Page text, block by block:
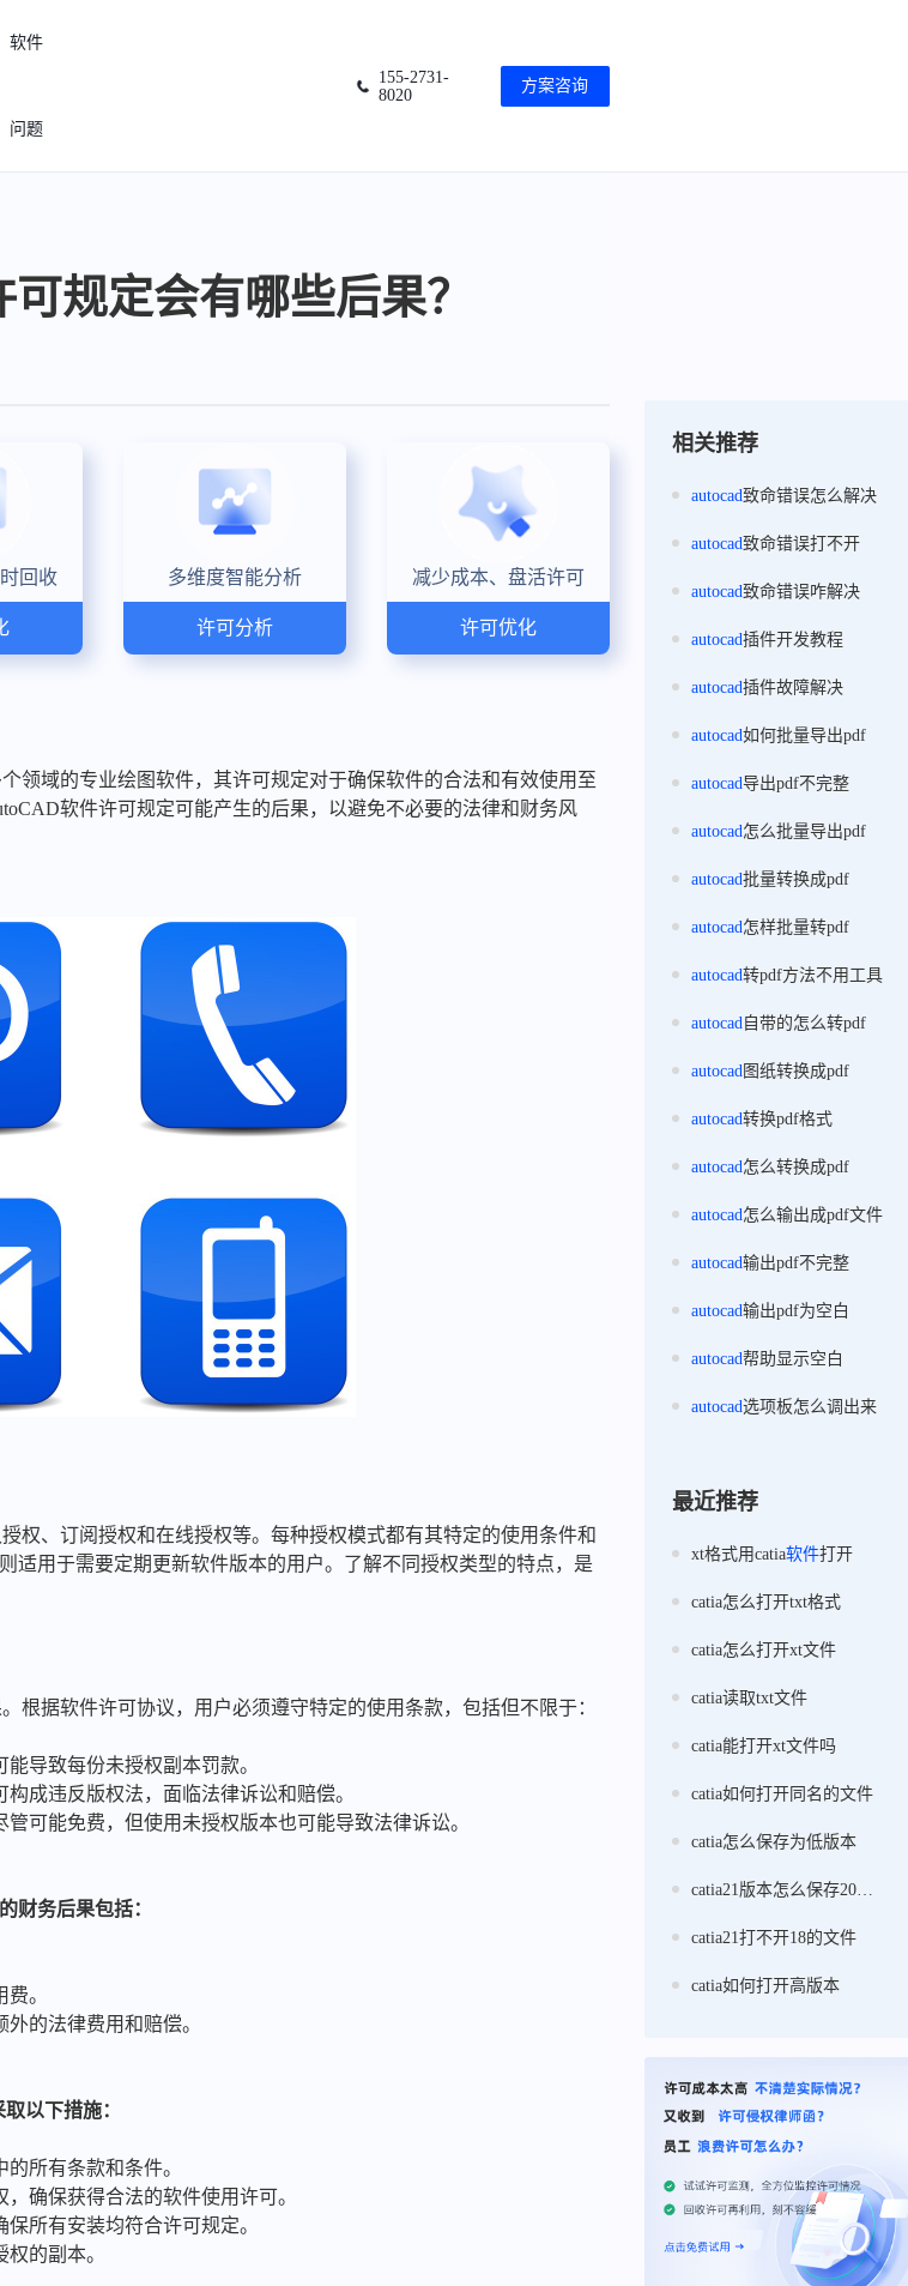
软件
问题
155-2731-
8020
方案咨询
规定会有哪些后果？
回收 多维度智能分析
许可分析
减少成本、盘活许可
许可优化
领域的专业绘图软件，其许可规定对于确保软件的合法和有效使用至
软件许可规定可能产生的后果，以避免不必要的法律和财务风
权、订阅授权和在线授权等。每种授权模式都有其特定的使用条件和
适用于需要定期更新软件版本的用户。了解不同授权类型的特点，是
根据软件许可协议，用户必须遵守特定的使用条款，包括但不限于：
导致每份未授权副本罚款。
成违反版权法，面临法律诉讼和赔偿。
可能免费，但使用未授权版本也可能导致法律诉讼。
财务后果包括：
。
的法律费用和赔偿。
以下措施：
所有条款和条件。
确保获得合法的软件使用许可。
所有安装均符合许可规定。
的副本。
相关推荐
autocad致命错误怎么解决
autocad致命错误打不开
autocad致命错误咋解决
autocad插件开发教程
autocad插件故障解决
autocad如何批量导出pdf
autocad导出pdf不完整
autocad怎么批量导出pdf
autocad批量转换成pdf
autocad怎样批量转pdf
autocad转pdf方法不用工具
autocad自带的怎么转pdf
autocad图纸转换成pdf
autocad转换pdf格式
autocad怎么转换成pdf
autocad怎么输出成pdf文件
autocad输出pdf不完整
autocad输出pdf为空白
autocad帮助显示空白
autocad选项板怎么调出来
最近推荐
xt格式用catia软件打开
catia怎么打开txt格式
catia怎么打开xt文件
catia读取txt文件
catia能打开xt文件吗
catia如何打开同名的文件
catia怎么保存为低版本
catia21版本怎么保存20版本
catia21打不开18的文件
catia如何打开高版本